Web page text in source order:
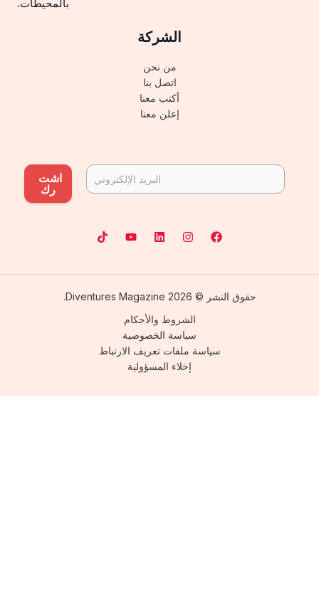
بالمحيطات.
الشركة
من نحن
اتصل بنا
أكتب معنا
إعلن معنا
اشت
رك
حقوق النشر © 2026 Diventures Magazine.
الشروط والأحكام
سياسة الخصوصية
سياسة ملفات تعريف الارتباط
إخلاء المسؤولية